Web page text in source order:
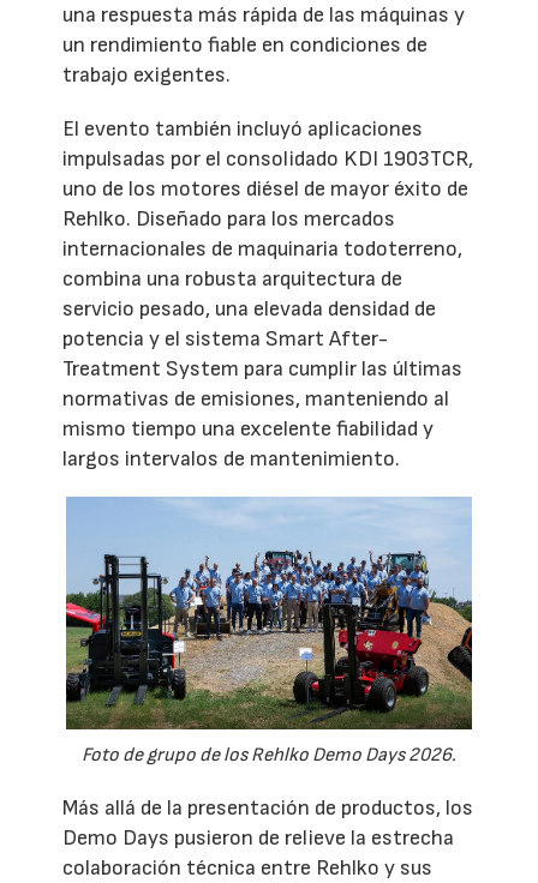
una respuesta más rápida de las máquinas y
un rendimiento fiable en condiciones de
trabajo exigentes.
El evento también incluyó aplicaciones
impulsadas por el consolidado KDI 1903TCR,
uno de los motores diésel de mayor éxito de
Rehlko. Diseñado para los mercados
internacionales de maquinaria todoterreno,
combina una robusta arquitectura de
servicio pesado, una elevada densidad de
potencia y el sistema Smart After-
Treatment System para cumplir las últimas
normativas de emisiones, manteniendo al
mismo tiempo una excelente fiabilidad y
largos intervalos de mantenimiento.
Foto de grupo de los Rehlko Demo Days 2026.
Más allá de la presentación de productos, los
Demo Days pusieron de relieve la estrecha
colaboración técnica entre Rehlko y sus